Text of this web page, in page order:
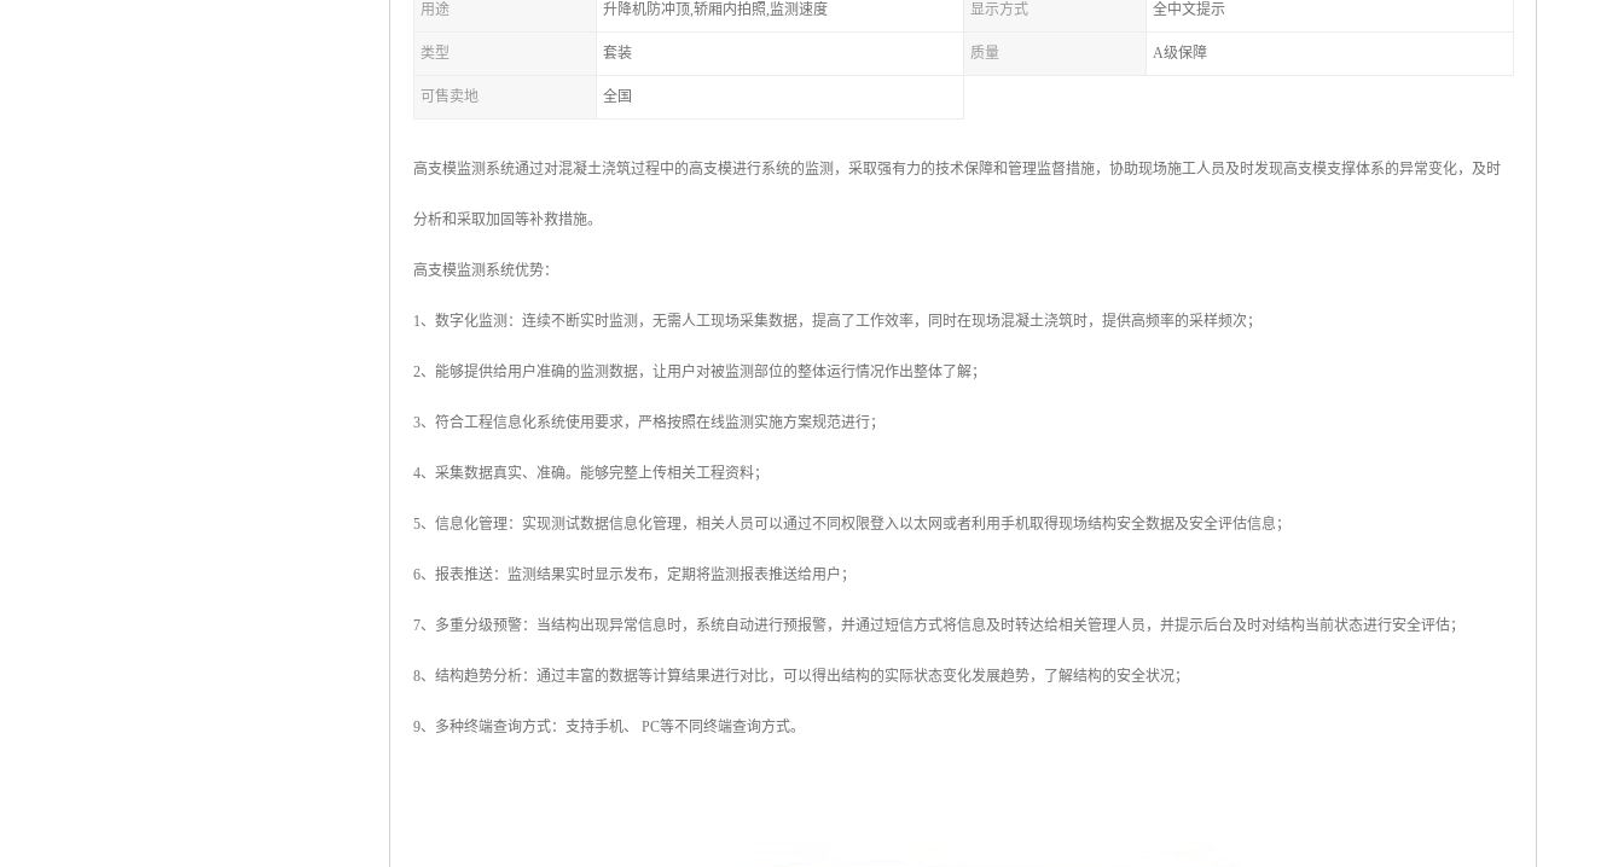
用途 升降机防冲顶,轿厢内拍照,监测速度 显示方式 全中文提示
类型 套装 质量 A级保障
可售卖地 全国
高支模监测系统通过对混凝土浇筑过程中的高支模进行系统的监测，采取强有力的技术保障和管理监督措施，协助现场施工人员及时发现高支模支撑体系的异常变化，及时
分析和采取加固等补救措施。
高支模监测系统优势：
1、数字化监测：连续不断实时监测，无需人工现场采集数据，提高了工作效率，同时在现场混凝土浇筑时，提供高频率的采样频次；
2、能够提供给用户准确的监测数据，让用户对被监测部位的整体运行情况作出整体了解；
3、符合工程信息化系统使用要求，严格按照在线监测实施方案规范进行；
4、采集数据真实、准确。能够完整上传相关工程资料；
5、信息化管理：实现测试数据信息化管理，相关人员可以通过不同权限登入以太网或者利用手机取得现场结构安全数据及安全评估信息；
6、报表推送：监测结果实时显示发布，定期将监测报表推送给用户；
7、多重分级预警：当结构出现异常信息时，系统自动进行预报警，并通过短信方式将信息及时转达给相关管理人员，并提示后台及时对结构当前状态进行安全评估；
8、结构趋势分析：通过丰富的数据等计算结果进行对比，可以得出结构的实际状态变化发展趋势，了解结构的安全状况；
9、多种终端查询方式：支持手机、 PC等不同终端查询方式。